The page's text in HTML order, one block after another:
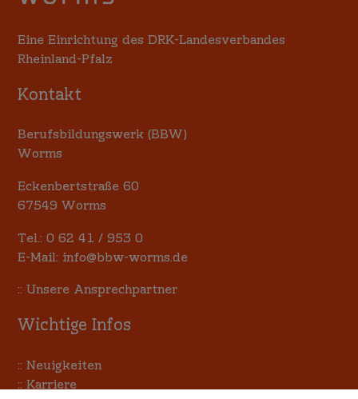
Eine Einrichtung des DRK-Landesverbandes
Rheinland-Pfalz
Kontakt
Berufsbildungswerk (BBW)
Worms
Eckenbertstraße 60
67549 Worms
Tel.:0 62 41 / 953 0
E-Mail: info@bbw-worms.de
::Unsere Ansprechpartner
Wichtige Infos
::Neuigkeiten
::Karriere